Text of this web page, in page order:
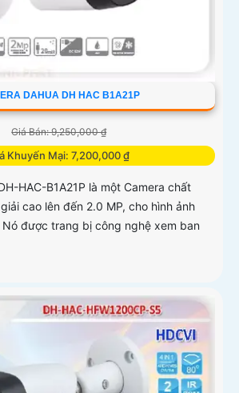
DAHUA DH HAC B1A21P
Giá Bán: 9,250,000 ₫
Khuyến Mại: 7,200,000 ₫
HAC-B1A21P là một Camera chất
cao lên đến 2.0 MP, cho hình ảnh
được trang bị công nghệ xem ban